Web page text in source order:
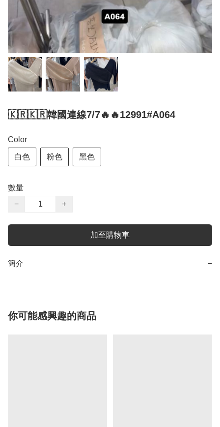
🇰🇷🇰🇷韓國連線7/7🔥🔥12991#A064
Color
白色 粉色 黑色
數量
−
+
加至購物車
簡介 −
你可能感興趣的商品